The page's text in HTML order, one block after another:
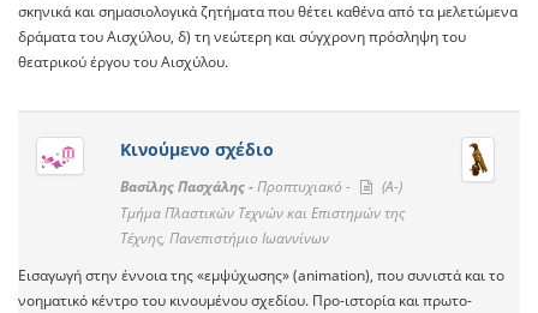
σκηνικά και σημασιολογικά ζητήματα που θέτει καθένα από τα μελετώμενα
δράματα του Αισχύλου, δ) τη νεώτερη και σύγχρονη πρόσληψη του
θεατρικού έργου του Αισχύλου.
Κινούμενο σχέδιο
Βασίλης Πασχάλης -Προπτυχιακό -
(A-)
Τμήμα Πλαστικών Τεχνών και Επιστημών της
Τέχνης, Πανεπιστήμιο Ιωαννίνων
Εισαγωγή στην έννοια της «εμψύχωσης» (animation), που συνιστά και το
νοηματικό κέντρο του κινουμένου σχεδίου. Προ-ιστορία και πρωτο-